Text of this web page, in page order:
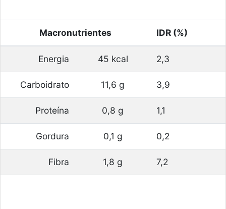
Macronutrientes IDR (%)
Energia 45 kcal 2,3
Carboidrato 11,6 g 3,9
Proteína 0,8 g 1,1
Gordura 0,1 g 0,2
Fibra 1,8 g 7,2